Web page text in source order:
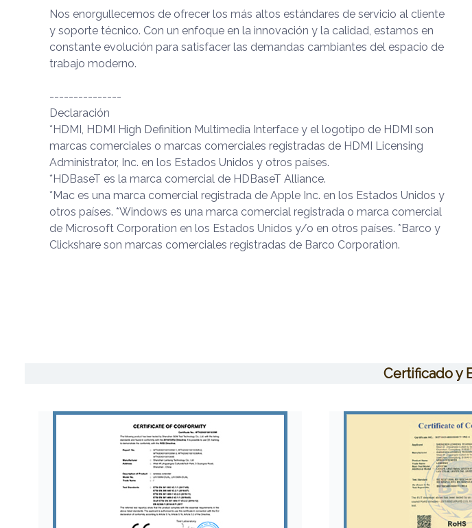
Nos enorgullecemos de ofrecer los más altos estándares de servicio al cliente
y soporte técnico. Con un enfoque en la innovación y la calidad, estamos en
constante evolución para satisfacer las demandas cambiantes del espacio de
trabajo moderno.
---------------
Declaración
*HDMI, HDMI High Definition Multimedia Interface y el logotipo de HDMI son
marcas comerciales o marcas comerciales registradas de HDMI Licensing
Administrator, Inc. en los Estados Unidos y otros países.
*HDBaseT es la marca comercial de HDBaseT Alliance.
*Mac es una marca comercial registrada de Apple Inc. en los Estados Unidos y
otros países. *Windows es una marca comercial registrada o marca comercial
de Microsoft Corporation en los Estados Unidos y/o en otros países. *Barco y
Clickshare son marcas comerciales registradas de Barco Corporation.
Certificado y